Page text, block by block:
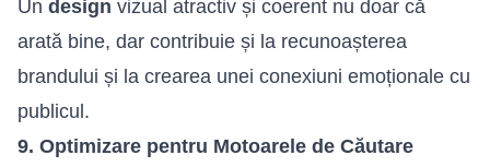
Un design vizual atractiv și coerent nu doar că
arată bine, dar contribuie și la recunoașterea
brandului și la crearea unei conexiuni emoționale cu
publicul.
9. Optimizare pentru Motoarele de Căutare